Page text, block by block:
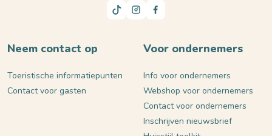
Neem contact op
Toeristische informatiepunten
Contact voor gasten
Voor ondernemers
Info voor ondernemers
Webshop voor ondernemers
Contact voor ondernemers
Inschrijven nieuwsbrief